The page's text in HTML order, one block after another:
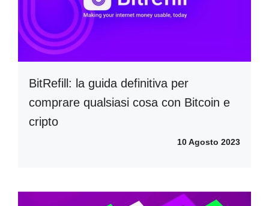
BitRefill: la guida definitiva per
comprare qualsiasi cosa con Bitcoin e
cripto
10 Agosto 2023